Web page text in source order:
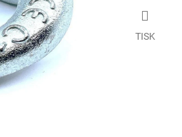
TISK